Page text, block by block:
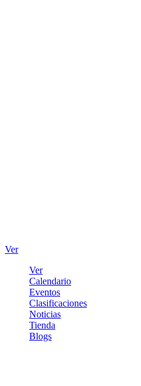
Ver
Ver
Calendario
Eventos
Clasificaciones
Noticias
Tienda
Blogs